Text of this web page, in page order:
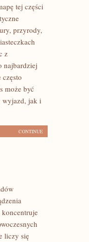
tej części
przyrody,
z
najbardziej
może być
wyjazd, jak i
CONTINUE
koncentruje
liczy się